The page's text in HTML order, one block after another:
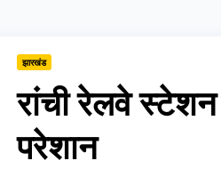
झारखंड
रांची रेलवे
परेशान